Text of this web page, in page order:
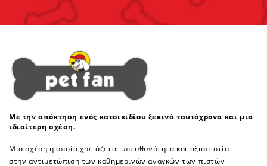
Με την απόκτηση ενός κατοικιδίου ξεκινά ταυτόχρονα και μια
ιδιαίτερη σχέση.
Μία σχέση η οποία χρειάζεται υπευθυνότητα και αξιοπιστία
στην αντιμετώπιση των καθημερινών αναγκών των πιστών